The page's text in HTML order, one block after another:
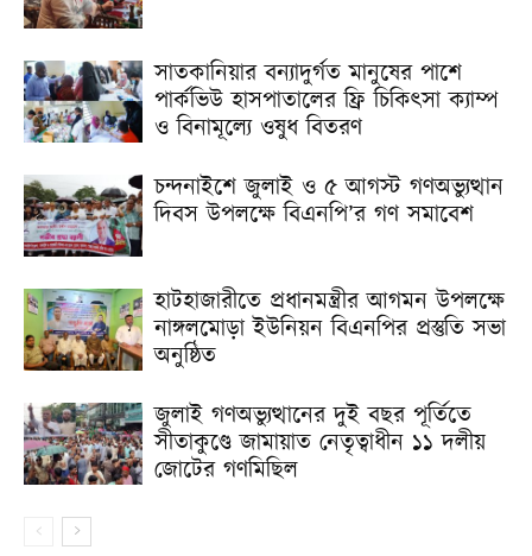
সাতকানিয়ার বন্যাদুর্গত মানুষের পাশে
পার্কভিউ হাসপাতালের ফ্রি চিকিৎসা ক্যাম্প
ও বিনামূল্যে ওষুধ বিতরণ
চন্দনাইশে জুলাই ও ৫ আগস্ট গণঅভ্যুত্থান
দিবস উপলক্ষে বিএনপি’র গণ সমাবেশ
হাটহাজারীতে প্রধানমন্ত্রীর আগমন উপলক্ষে
নাঙ্গলমোড়া ইউনিয়ন বিএনপির প্রস্তুতি সভা
অনুষ্ঠিত
জুলাই গণঅভ্যুত্থানের দুই বছর পূর্তিতে
সীতাকুণ্ডে জামায়াত নেতৃত্বাধীন ১১ দলীয়
জোটের গণমিছিল